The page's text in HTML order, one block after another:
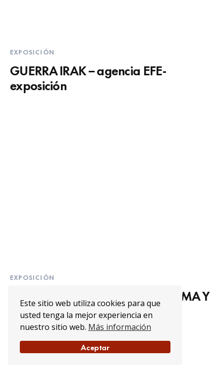
Este sitio web utiliza cookies para que
usted tenga la mejor experiencia en
nuestro sitio web. Más información
Aceptar
EXPOSICIÓN
GUERRA IRAK – agencia EFE-
exposición
EXPOSICIÓN
ATAQUES ATÓMICOS, HIROSHIMA Y
NAGASAKI – exposición